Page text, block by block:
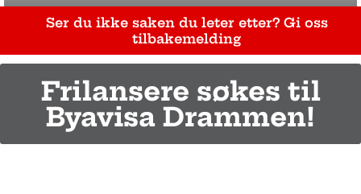
Ser du ikke saken du leter etter? Gi oss
tilbakemelding
Frilansere søkes til
Byavisa Drammen!